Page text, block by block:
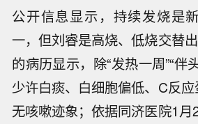
公开信息显示，持续发烧是
一，但刘睿是高烧、低烧交替
的病历显示，除“发热一周”“伴
少许白痰、白细胞偏低、C反应
无咳嗽迹象；依据同济医院1